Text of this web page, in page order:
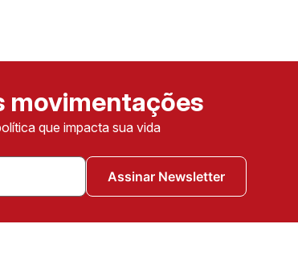
movimentações
que impacta sua vida
Assinar Newsletter